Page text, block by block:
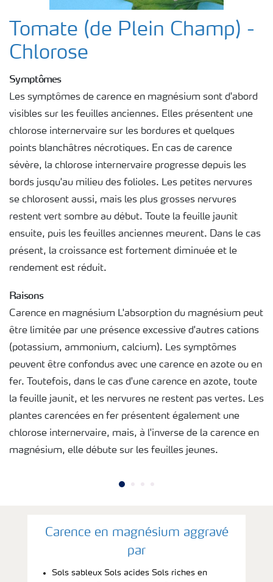
Tomate (de Plein Champ) -
Chlorose
Symptômes
Les symptômes de carence en magnésium sont d'abord
visibles sur les feuilles anciennes. Elles présentent une
chlorose internervaire sur les bordures et quelques
points blanchâtres nécrotiques. En cas de carence
sévère, la chlorose internervaire progresse depuis les
bords jusqu'au milieu des folioles. Les petites nervures
se chlorosent aussi, mais les plus grosses nervures
restent vert sombre au début. Toute la feuille jaunit
ensuite, puis les feuilles anciennes meurent. Dans le cas
présent, la croissance est fortement diminuée et le
rendement est réduit.
Raisons
Carence en magnésium L'absorption du magnésium peut
être limitée par une présence excessive d'autres cations
(potassium, ammonium, calcium). Les symptômes
peuvent être confondus avec une carence en azote ou en
fer. Toutefois, dans le cas d'une carence en azote, toute
la feuille jaunit, et les nervures ne restent pas vertes. Les
plantes carencées en fer présentent également une
chlorose internervaire, mais, à l'inverse de la carence en
magnésium, elle débute sur les feuilles jeunes.
Carence en magnésium aggravé
par
Sols sableux Sols acides Sols riches en